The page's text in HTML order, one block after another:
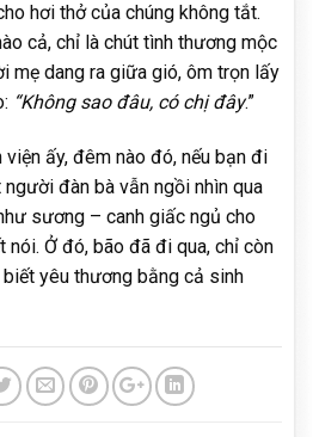
hơi thở của chúng không tắt.
cả, chỉ là chút tình thương mộc
mẹ dang ra giữa gió, ôm trọn lấy
“Không sao đâu, có chị đây.”
viện ấy, đêm nào đó, nếu bạn đi
đàn bà vẫn ngồi nhìn qua
sương – canh giấc ngủ cho
Ở đó, bão đã đi qua, chỉ còn
yêu thương bằng cả sinh